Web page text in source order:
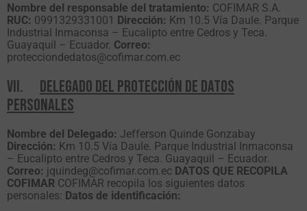
Nombre del responsable del tratamiento: COFIMAR S.A.
RUC: 0991329331001 Dirección: Km 10.5 Vía Daule. Parque
Industrial Inmaconsa – Eucalipto entre Cedros y Teca.
Guayaquil – Ecuador. Correo:
protecciondedatos@cofimar.com.ec
VII. DELEGADO DEL PROTECCIÓN DE DATOS
PERSONALES
Nombre del Delegado: Jefferson Quinde Gonzabay
Dirección: Km 10.5 Vía Daule. Parque Industrial Inmaconsa
– Eucalipto entre Cedros y Teca. Guayaquil – Ecuador.
Correo: jquindeg@cofimar.com.ec DATOS QUE RECOPILA
COFIMAR COFIMAR recopila los siguientes datos
personales: Datos de identificación: